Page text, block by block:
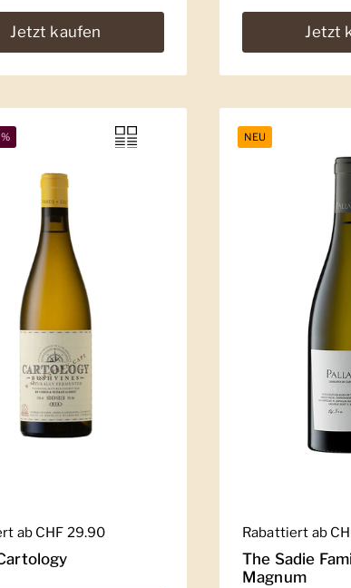
Jetzt kaufen Jetzt
Preis
ab CHF 29.90 Regulärer Preis
Rabattiert ab
The Sadie
Magnum
NEU